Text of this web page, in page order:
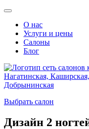
О нас
Услуги и цены
Салоны
Блог
Выбрать салон
Дизайн 2